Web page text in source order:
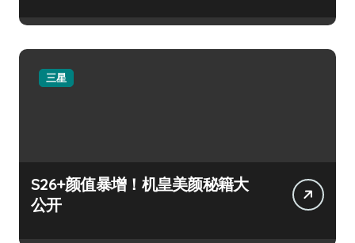
三星
S26+颜值暴增！机皇美颜秘籍大
公开